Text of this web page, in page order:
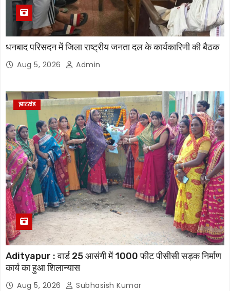
धनबाद परिसदन में जिला राष्ट्रीय जनता दल के कार्यकारिणी की बैठक
Aug 5, 2026 Admin
झारखंड
Adityapur : वार्ड 25 आसंगी में 1000 फीट पीसीसी सड़क निर्माण
कार्य का हुआ शिलान्यास
Aug 5, 2026 Subhasish Kumar